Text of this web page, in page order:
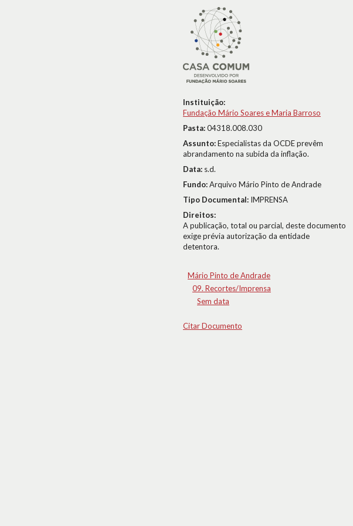
Instituição:
Fundação Mário Soares e Maria Barroso
Pasta:04318.008.030
Assunto:Especialistas da OCDE prevêm
abrandamento na subida da inflação.
Data: s.d.
Fundo:Arquivo Mário Pinto de Andrade
Tipo Documental: IMPRENSA
Direitos:
A publicação, total ou parcial, deste documento
exige prévia autorização da entidade
detentora.
Mário Pinto de Andrade
09. Recortes/Imprensa
Sem data
Citar Documento